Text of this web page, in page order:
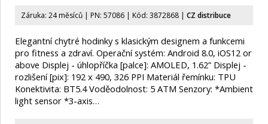
Záruka: 24 měsíců | PN: 57086 | Kód: 3872868 | CZ distribuce
Elegantní chytré hodinky s klasickým designem a funkcemi
pro fitness a zdraví. Operační systém: Android 8.0, iOS12 or
above Displej - úhlopříčka [palce]: AMOLED, 1.62” Displej -
rozlišení [pix]: 192 x 490, 326 PPI Materiál řemínku: TPU
Konektivita: BT5.4 Voděodolnost: 5 ATM Senzory: *Ambient
light sensor *3-axis…